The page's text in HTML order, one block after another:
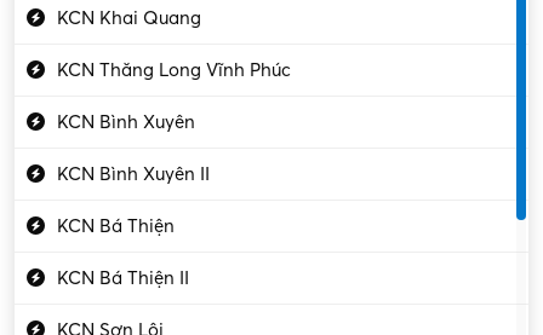
Kỹ sư điện
Kỹ thuật cao
Kỹ thuật mạng – IT
Làm bán thời gian
Lao động phổ thông
Lập trình – Phát triển
Luật – Công chứng
KCN Khai Quang
KCN Thăng Long Vĩnh Phúc
KCN Bình Xuyên
KCN Bình Xuyên II
KCN Bá Thiện
KCN Bá Thiện II
KCN Sơn Lôi